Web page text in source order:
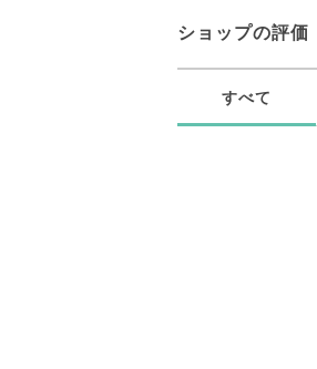
ショップの評価
すべて